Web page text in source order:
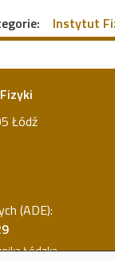
Instytut
Łódź
(ADE):
Łódzka